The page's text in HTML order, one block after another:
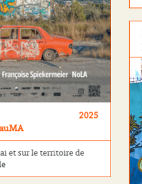
2025
et sur le territoire de